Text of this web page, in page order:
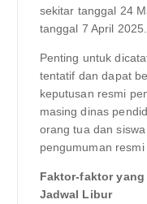
sekitar tanggal 24
tanggal 7 April 2025.
Penting untuk
tentatif dan dapat
keputusan resmi
masing dinas
orang tua dan
pengumuman
Faktor-faktor
Jadwal Libur